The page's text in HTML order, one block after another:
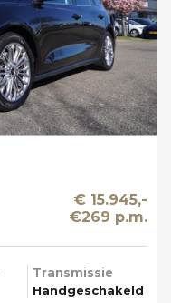
€ 15.945,-
€269 p.m.
Transmissie
Handgeschakeld